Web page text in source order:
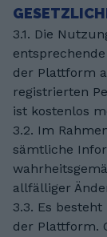
3.1. Die
der Plattform
registrierten
ist kostenlos
3.2. Im
sämtliche
allfälliger
3.3. Es
der Plattform.